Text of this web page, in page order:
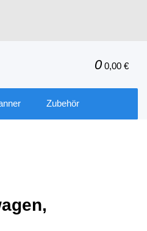
0 0,00 €
Zubehör